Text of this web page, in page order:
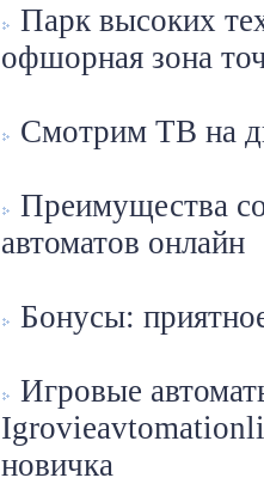
Парк высоких
офшорная зона
Смотрим ТВ на
Преимущества
автоматов онлайн
Бонусы:
Игровые
новичка